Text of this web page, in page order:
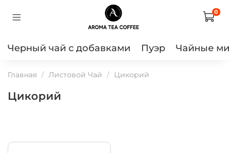
0
Черный чай с добавками Пуэр Чайные
Главная Листовой Чай Цикорий
Цикорий